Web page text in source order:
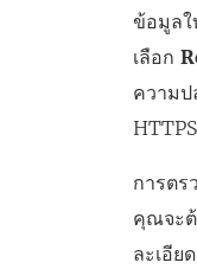
ข้อมูลใ
เลือก
ความป
HTTPS
การตร
คุณจะต้
ละเอีย